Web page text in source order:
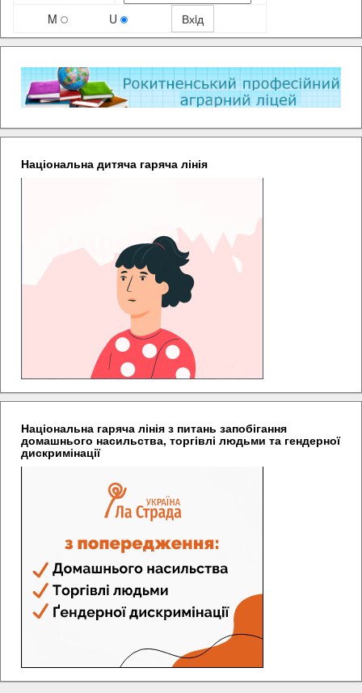
M
U
Національна дитяча гаряча лінія
Національна гаряча лінія з питань запобігання
домашнього насильства, торгівлі людьми та гендерної
дискримінації